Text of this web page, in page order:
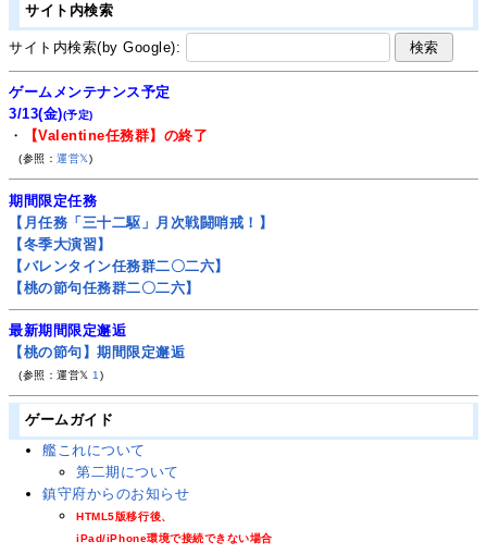
サイト内検索
サイト内検索(by Google):
ゲームメンテナンス予定
3/13(金)(予定)
・ 【Valentine任務群】の終了
(参照：運営𝕏)
期間限定任務
【月任務「三十二駆」月次戦闘哨戒！】
【冬季大演習】
【バレンタイン任務群二〇二六】
【桃の節句任務群二〇二六】
最新期間限定邂逅
【桃の節句】期間限定邂逅
(参照：運営𝕏 1 )
ゲームガイド
艦これについて
第二期について
鎮守府からのお知らせ
HTML5版移行後、
iPad/iPhone環境で接続できない場合